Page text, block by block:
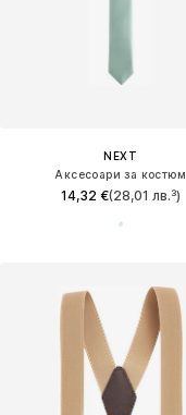
NEXT
Аксесоари за костюм
14,32 €(28,01 лв.³)